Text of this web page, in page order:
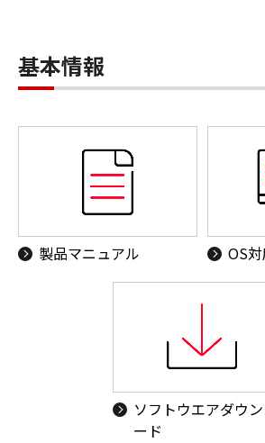
基本情報
製品マニュアル OS
ソフトウエアダウ
ード